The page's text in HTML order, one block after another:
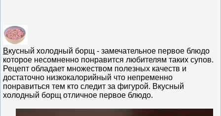
Вкусный холодный борщ - замечательное первое блюдо
которое несомненно понравится любителям таких супов.
Рецепт обладает множеством полезных качеств и
достаточно низкокалорийный что непременно
понравиться тем кто следит за фигурой. Вкусный
холодный борщ отличное первое блюдо.